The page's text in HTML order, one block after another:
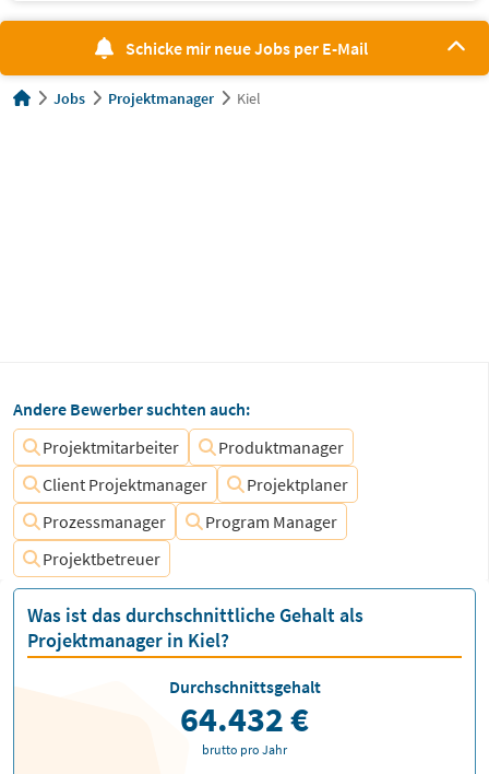
Schicke mir neue Jobs per E-Mail
Jobs Projektmanager Kiel
Andere Bewerber suchten auch:
Projektmitarbeiter
Produktmanager
Client Projektmanager
Projektplaner
Prozessmanager
Program Manager
Projektbetreuer
Was ist das durchschnittliche Gehalt als
Projektmanager in Kiel?
Durchschnittsgehalt
64.432 €
brutto pro Jahr